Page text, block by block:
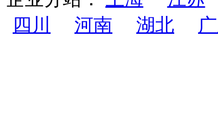
四川
河南 湖北